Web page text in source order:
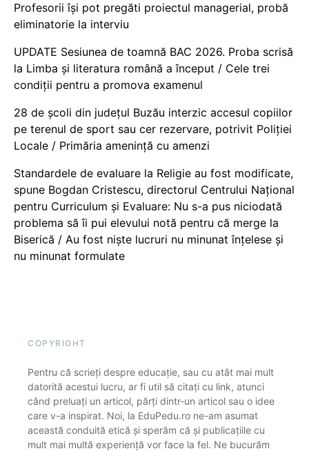
Profesorii își pot pregăti proiectul managerial, probă
eliminatorie la interviu
UPDATE Sesiunea de toamnă BAC 2026. Proba scrisă
la Limba și literatura română a început / Cele trei
condiții pentru a promova examenul
28 de școli din județul Buzău interzic accesul copiilor
pe terenul de sport sau cer rezervare, potrivit Poliției
Locale / Primăria amenință cu amenzi
Standardele de evaluare la Religie au fost modificate,
spune Bogdan Cristescu, directorul Centrului Național
pentru Curriculum și Evaluare: Nu s-a pus niciodată
problema să îi pui elevului notă pentru că merge la
Biserică / Au fost niște lucruri nu minunat înțelese și
nu minunat formulate
COPYRIGHT
Pentru că scrieți despre educație, sau cu atât mai mult
datorită acestui lucru, ar fi util să citați cu link, atunci
când preluați un articol, părți dintr-un articol sau o idee
care v-a inspirat. Noi, la EduPedu.ro ne-am asumat
această conduită etică și sperăm că și publicațiile cu
mult mai multă experiență vor face la fel. Ne bucurăm